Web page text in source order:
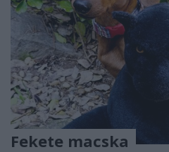
Fekete macska